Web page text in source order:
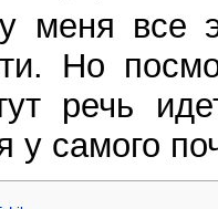
меня все
Но
речь
у самого